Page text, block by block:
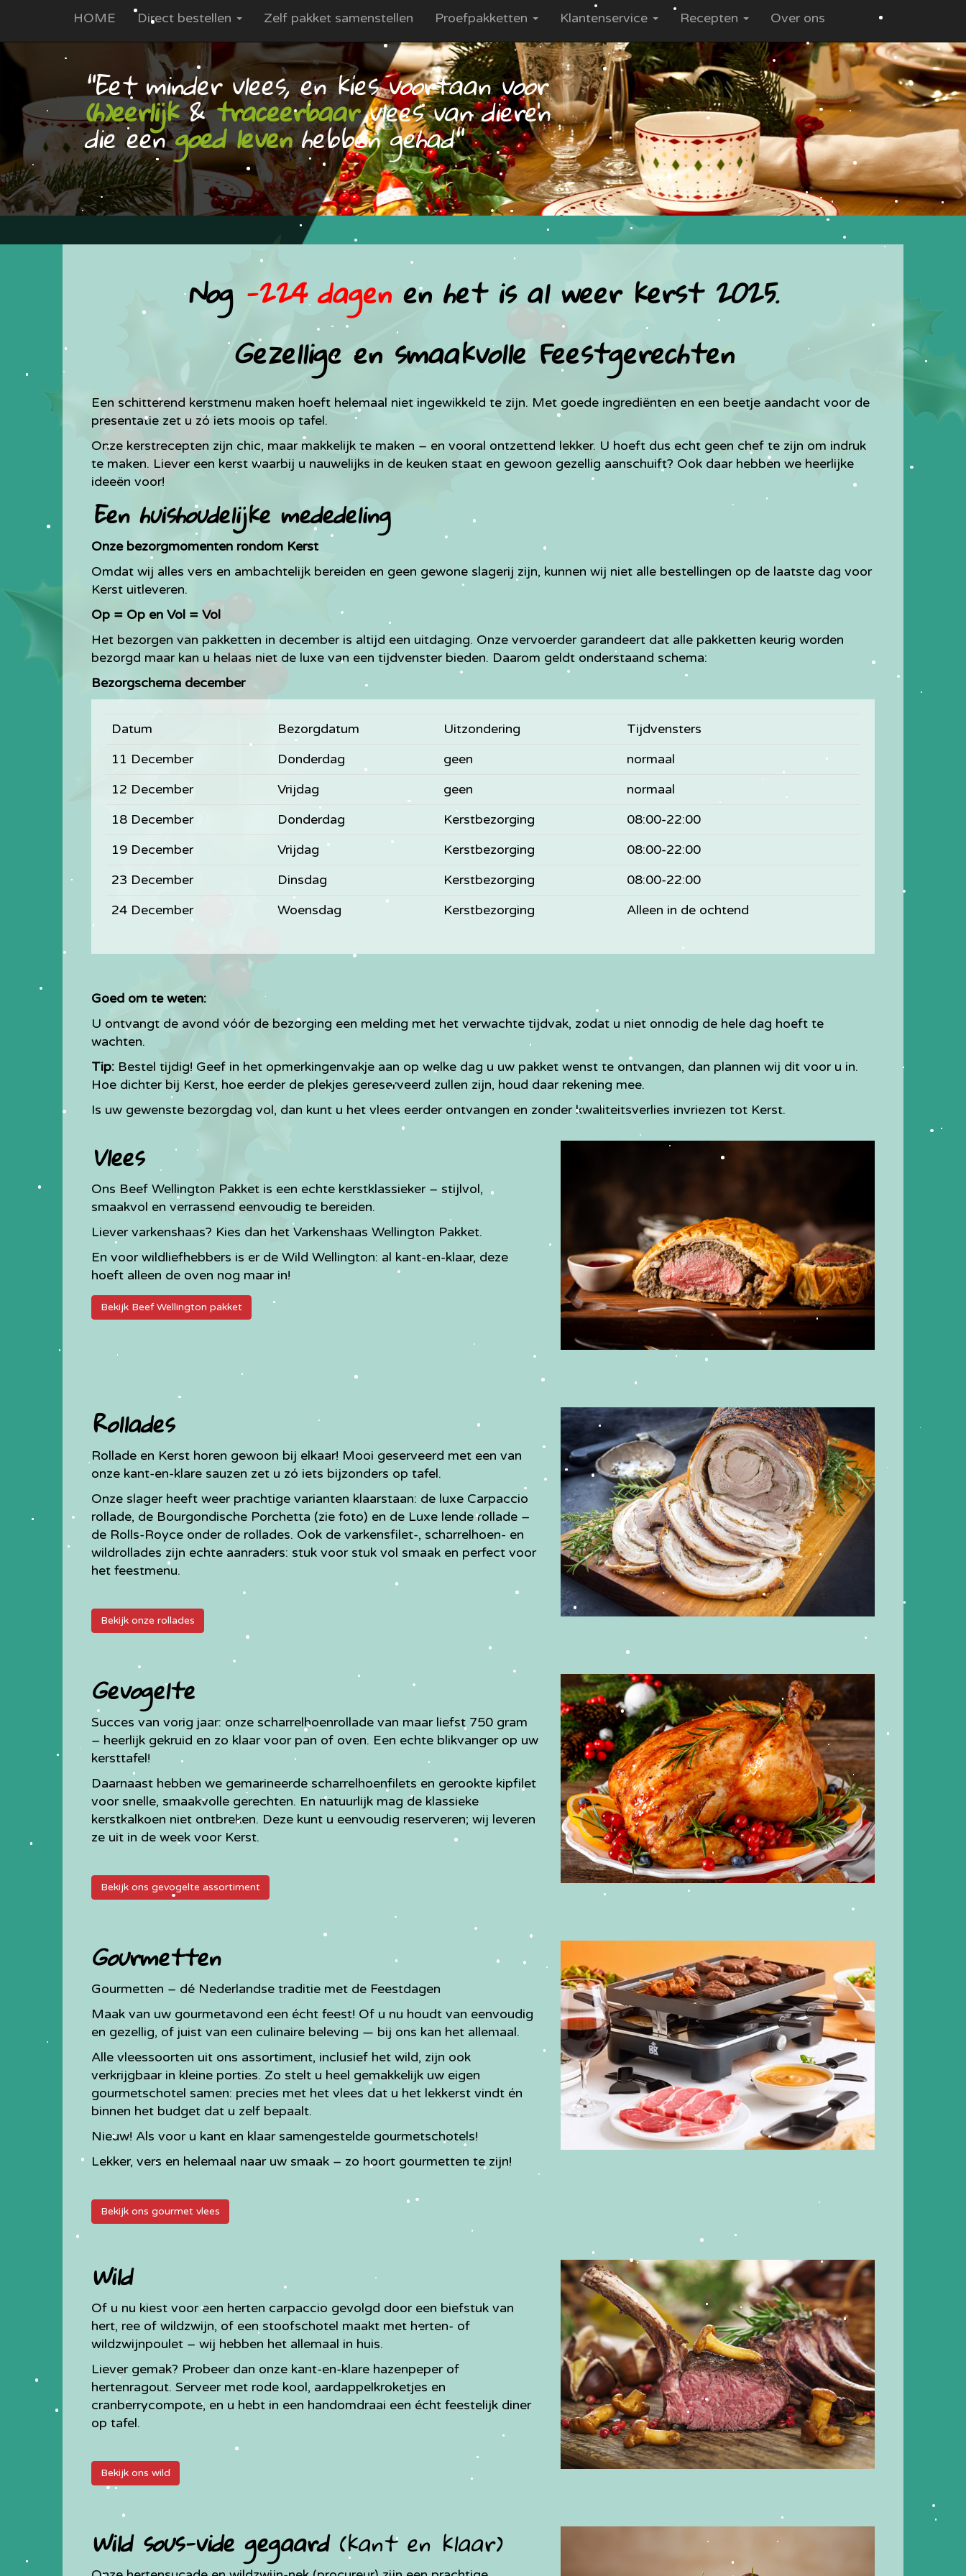
HOME Direct bestellen Zelf pakket samenstellen Proefpakketten Klantenservice Recepten Over ons
"Eet minder vlees, en kies voortaan voor
(h)eerlijk&traceerbaarvlees van dieren
die eengoed levenhebben gehad"
Nog -224 dagenen het is al weer kerst 2025.
Gezellige en smaakvolle Feestgerechten
Een schitterend kerstmenu maken hoeft helemaal niet ingewikkeld te zijn. Met goede ingrediënten en een beetje aandacht voor de
presentatie zet u zó iets moois op tafel.
Onze kerstrecepten zijn chic, maar makkelijk te maken – en vooral ontzettend lekker. U hoeft dus echt geen chef te zijn om indruk
te maken. Liever een kerst waarbij u nauwelijks in de keuken staat en gewoon gezellig aanschuift? Ook daar hebben we heerlijke
ideeën voor!
Een huishoudelijke mededeling
Onze bezorgmomenten rondom Kerst
Omdat wij alles vers en ambachtelijk bereiden en geen gewone slagerij zijn, kunnen wij niet alle bestellingen op de laatste dag voor
Kerst uitleveren.
Op = Op en Vol = Vol
Het bezorgen van pakketten in december is altijd een uitdaging. Onze vervoerder garandeert dat alle pakketten keurig worden
bezorgd maar kan u helaas niet de luxe van een tijdvenster bieden. Daarom geldt onderstaand schema:
Bezorgschema december
Datum Bezorgdatum Uitzondering
Tijdvensters
11 December
Donderdag geen
normaal
12 December
Vrijdag geen
normaal
18 December
Donderdag Kerstbezorging
08:00-22:00
19 December
Vrijdag Kerstbezorging
08:00-22:00
23 December
Dinsdag Kerstbezorging
08:00-22:00
24 December
Woensdag Kerstbezorging Alleen in de ochtend
Goed om te weten:
U ontvangt de avond vóór de bezorging een melding met het verwachte tijdvak, zodat u niet onnodig de hele dag hoeft te
wachten.
Tip: Bestel tijdig! Geef in het opmerkingenvakje aan op welke dag u uw pakket wenst te ontvangen, dan plannen wij dit voor u in.
Hoe dichter bij Kerst, hoe eerder de plekjes gereserveerd zullen zijn, houd daar rekening mee.
Is uw gewenste bezorgdag vol, dan kunt u het vlees eerder ontvangen en zonder kwaliteitsverlies invriezen tot Kerst.
Vlees
Ons Beef Wellington Pakket is een echte kerstklassieker – stijlvol,
smaakvol en verrassend eenvoudig te bereiden.
Liever varkenshaas? Kies dan het Varkenshaas Wellington Pakket.
En voor wildliefhebbers is er de Wild Wellington: al kant-en-klaar, deze
hoeft alleen de oven nog maar in!
Bekijk Beef Wellington pakket
Rollades
Rollade en Kerst horen gewoon bij elkaar! Mooi geserveerd met een van
onze kant-en-klare sauzen zet u zó iets bijzonders op tafel.
Onze slager heeft weer prachtige varianten klaarstaan: de luxe Carpaccio
rollade, de Bourgondische Porchetta (zie foto) en de Luxe lende rollade –
de Rolls-Royce onder de rollades. Ook de varkensfilet-, scharrelhoen- en
wildrollades zijn echte aanraders: stuk voor stuk vol smaak en perfect voor
het feestmenu.
Bekijk onze rollades
Gevogelte
Succes van vorig jaar: onze scharrelhoenrollade van maar liefst 750 gram
– heerlijk gekruid en zo klaar voor pan of oven. Een echte blikvanger op uw
kersttafel!
Daarnaast hebben we gemarineerde scharrelhoenfilets en gerookte kipfilet
voor snelle, smaakvolle gerechten. En natuurlijk mag de klassieke
kerstkalkoen niet ontbreken. Deze kunt u eenvoudig reserveren; wij leveren
ze uit in de week voor Kerst.
Bekijk ons gevogelte assortiment
Gourmetten
Gourmetten – dé Nederlandse traditie met de Feestdagen
Maak van uw gourmetavond een écht feest! Of u nu houdt van eenvoudig
en gezellig, of juist van een culinaire beleving — bij ons kan het allemaal.
Alle vleessoorten uit ons assortiment, inclusief het wild, zijn ook
verkrijgbaar in kleine porties. Zo stelt u heel gemakkelijk uw eigen
gourmetschotel samen: precies met het vlees dat u het lekkerst vindt én
binnen het budget dat u zelf bepaalt.
Nieuw! Als voor u kant en klaar samengestelde gourmetschotels!
Lekker, vers en helemaal naar uw smaak – zo hoort gourmetten te zijn!
Bekijk ons gourmet vlees
Wild
Of u nu kiest voor een herten carpaccio gevolgd door een biefstuk van
hert, ree of wildzwijn, of een stoofschotel maakt met herten- of
wildzwijnpoulet – wij hebben het allemaal in huis.
Liever gemak? Probeer dan onze kant-en-klare hazenpeper of
hertenragout. Serveer met rode kool, aardappelkroketjes en
cranberrycompote, en u hebt in een handomdraai een écht feestelijk diner
op tafel.
Bekijk ons wild
Wild sous-vide gegaard(kant en klaar)